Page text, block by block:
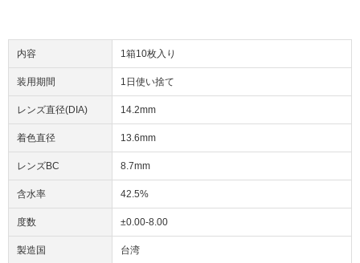
内容 1箱10枚入り
装用期間 1日使い捨て
レンズ直径(DIA) 14.2mm
着色直径 13.6mm
レンズBC 8.7mm
含水率 42.5%
度数 ±0.00-8.00
製造国 台湾